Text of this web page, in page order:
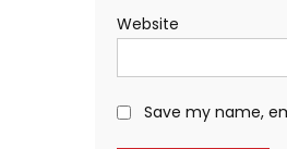
Website
Save my name,